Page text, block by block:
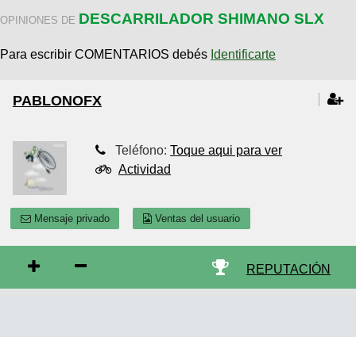
OPINIONES DE DESCARRILADOR SHIMANO SLX
Para escribir COMENTARIOS debés Identificarte
PABLONOFX
Teléfono: Toque aqui para ver
Actividad
Mensaje privado Ventas del usuario
REPUTACIÓN